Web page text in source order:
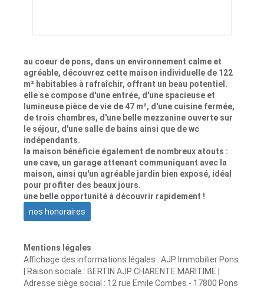
au coeur de pons, dans un environnement calme et
agréable, découvrez cette maison individuelle de 122
m² habitables à rafraîchir, offrant un beau potentiel.
elle se compose d'une entrée, d'une spacieuse et
lumineuse pièce de vie de 47 m², d'une cuisine fermée,
de trois chambres, d'une belle mezzanine ouverte sur
le séjour, d'une salle de bains ainsi que de wc
indépendants.
la maison bénéficie également de nombreux atouts :
une cave, un garage attenant communiquant avec la
maison, ainsi qu'un agréable jardin bien exposé, idéal
pour profiter des beaux jours.
une belle opportunité à découvrir rapidement !
nos honoraires
Mentions légales
Affichage des informations légales : AJP Immobilier Pons
| Raison sociale : BERTIN AJP CHARENTE MARITIME |
Adresse siège social : 12 rue Emile Combes - 17800 Pons